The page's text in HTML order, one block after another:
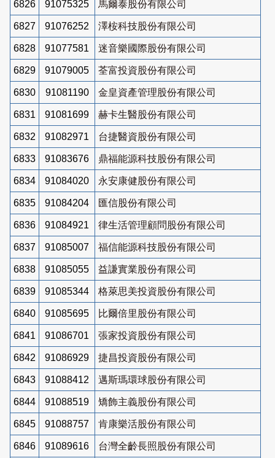
6826 91075325 馬爾泰股份有限公司
6827 91076252 澤桉科技股份有限公司
6828 91077581 迷音樂國際股份有限公司
6829 91079005 荃富投資股份有限公司
6830 91081190 金皇資產管理股份有限公司
6831 91081699 赫卡生醫股份有限公司
6832 91082971 台捷醫資股份有限公司
6833 91083676 鼎福能源科技股份有限公司
6834 91084020 永安康健股份有限公司
6835 91084204 匯信股份有限公司
6836 91084921 律生活管理顧問股份有限公司
6837 91085007 福信能源科技股份有限公司
6838 91085055 益謙實業股份有限公司
6839 91085344 格萊思美投資股份有限公司
6840 91085695 比爾倍里股份有限公司
6841 91086701 張家投資股份有限公司
6842 91086929 捷昌投資股份有限公司
6843 91088412 邁斯瑪環球股份有限公司
6844 91088519 矯飾主義股份有限公司
6845 91088757 肯康樂活股份有限公司
6846 91089616 台灣全齡長照股份有限公司